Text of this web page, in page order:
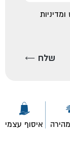
איסוף עצמי